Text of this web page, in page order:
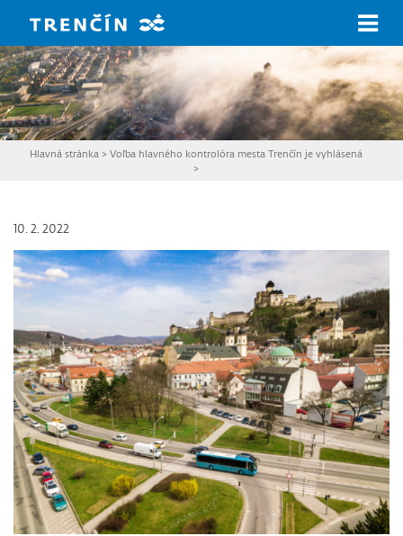
Hlavná stránka >Voľba hlavného kontrolóra mesta Trenčín je vyhlásená
>
10. 2. 2022